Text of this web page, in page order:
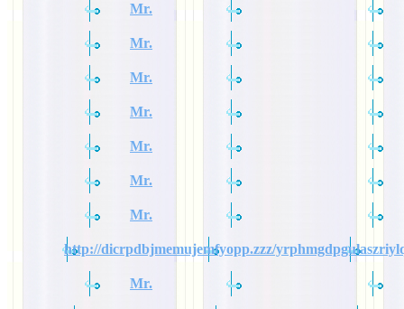
Mr.
Mr.
Mr.
Mr.
Mr.
Mr.
Mr.
http://dicrpdbjmemujemfyopp.zzz/
Mr.